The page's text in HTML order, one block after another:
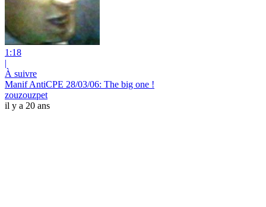
1:18
|
À suivre
Manif AntiCPE 28/03/06: The big one !
zouzouzpet
il y a 20 ans